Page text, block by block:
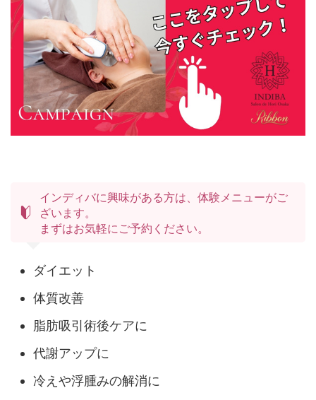
インディバに興味がある方は、体験メニューがご
ざいます。
まずはお気軽にご予約ください。
ダイエット
体質改善
脂肪吸引術後ケアに
代謝アップに
冷えや浮腫みの解消に